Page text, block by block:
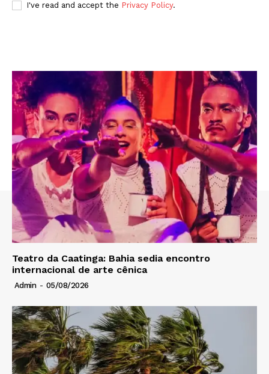
I've read and accept the Privacy Policy.
Teatro da Caatinga: Bahia sedia encontro
internacional de arte cênica
Admin - 05/08/2026